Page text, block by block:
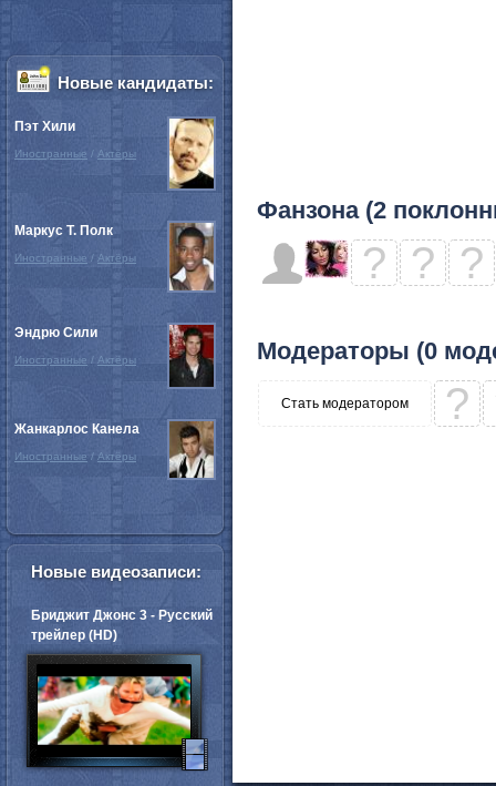
Фанзона (2
? ? ?
Модераторы (0
Стать модератором ?
Новые кандидаты:
Пэт Хили
Иностранные / Актёры
Маркус Т. Полк
Иностранные / Актёры
Эндрю Сили
Иностранные / Актёры
Жанкарлос Канела
Иностранные / Актёры
Новые видеозаписи:
Бриджит Джонс 3 - Русский
трейлер (HD)